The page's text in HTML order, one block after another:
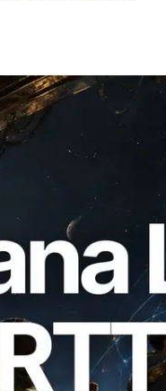
Slot API Uit
API